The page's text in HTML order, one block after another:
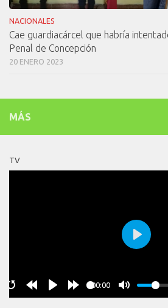
NACIONALES
Cae guardiacárcel que habría
Penal de Concepción
20 ENERO 2023
MÁS
TV
00:00
Play